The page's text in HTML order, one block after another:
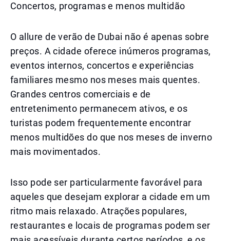
Concertos, programas e menos multidão
O allure de verão de Dubai não é apenas sobre
preços. A cidade oferece inúmeros programas,
eventos internos, concertos e experiências
familiares mesmo nos meses mais quentes.
Grandes centros comerciais e de
entretenimento permanecem ativos, e os
turistas podem frequentemente encontrar
menos multidões do que nos meses de inverno
mais movimentados.
Isso pode ser particularmente favorável para
aqueles que desejam explorar a cidade em um
ritmo mais relaxado. Atrações populares,
restaurantes e locais de programas podem ser